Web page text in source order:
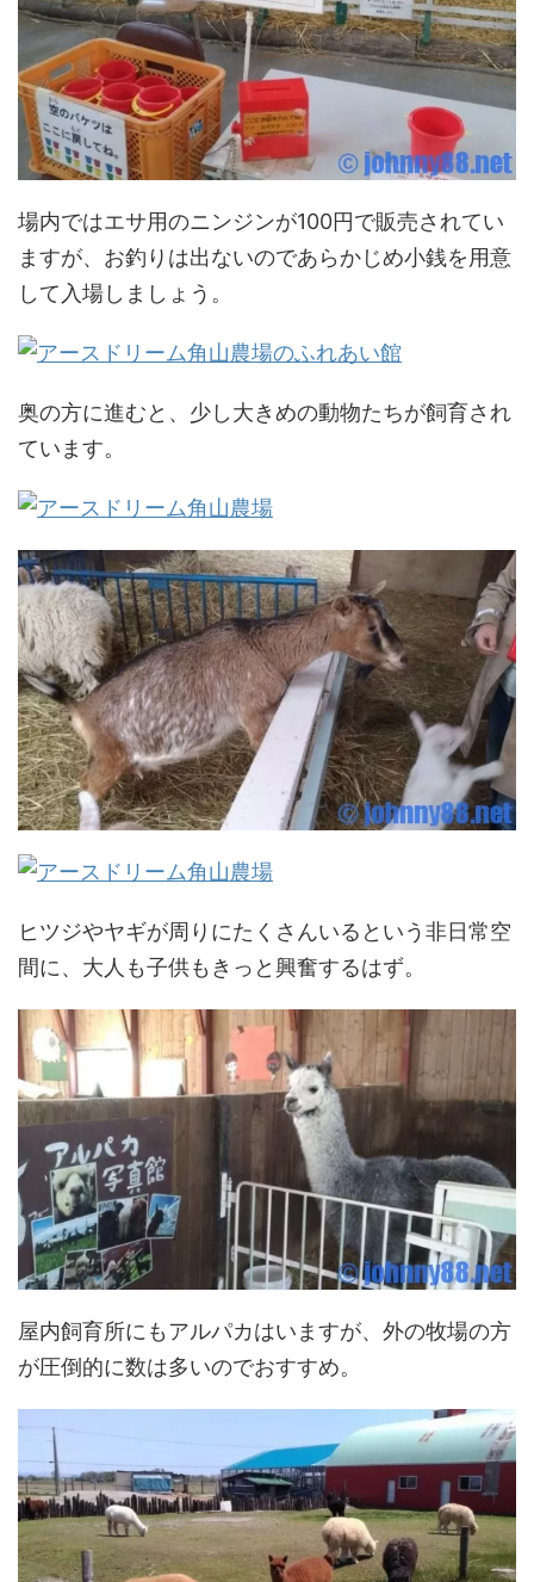
場内ではエサ用のニンジンが100円で販売されてい
ますが、お釣りは出ないのであらかじめ小銭を用意
して入場しましょう。
奥の方に進むと、少し大きめの動物たちが飼育され
ています。
ヒツジやヤギが周りにたくさんいるという非日常空
間に、大人も子供もきっと興奮するはず。
屋内飼育所にもアルパカはいますが、外の牧場の方
が圧倒的に数は多いのでおすすめ。